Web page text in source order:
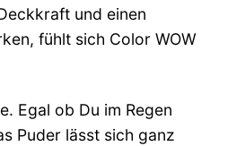
und einen
fühlt sich Color WOW
Egal ob Du im Regen
Puder lässt sich ganz